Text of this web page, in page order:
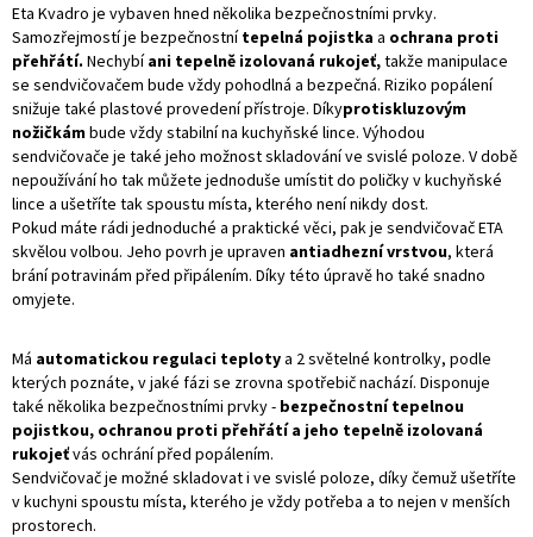
Eta Kvadro je vybaven hned několika bezpečnostními prvky.
Samozřejmostí je bezpečnostnítepelná pojistka a ochrana proti
přehřátí. Nechybíani tepelně izolovaná rukojeť,takže manipulace
se sendvičovačem bude vždy pohodlná a bezpečná. Riziko popálení
snižuje také plastové provedení přístroje. Díkyprotiskluzovým
nožičkámbude vždy stabilní na kuchyňské lince. Výhodou
sendvičovače je také jeho možnost skladování ve svislé poloze. V době
nepoužívání ho tak můžete jednoduše umístit do poličky v kuchyňské
lince a ušetříte tak spoustu místa, kterého není nikdy dost.
Pokud máte rádi jednoduché a praktické věci, pak je sendvičovač ETA
skvělou volbou. Jeho povrh je upraven antiadhezní vrstvou, která
brání potravinám před připálením. Díky této úpravě ho také snadno
omyjete.
Má automatickou regulaci teplotya 2 světelné kontrolky, podle
kterých poznáte, v jaké fázi se zrovna spotřebič nachází. Disponuje
také několika bezpečnostními prvky - bezpečnostní tepelnou
pojistkou, ochranou proti přehřátí a jeho tepelně izolovaná
rukojeťvás ochrání před popálením.
Sendvičovač je možné skladovat i ve svislé poloze, díky čemuž ušetříte
v kuchyni spoustu místa, kterého je vždy potřeba a to nejen v menších
prostorech.